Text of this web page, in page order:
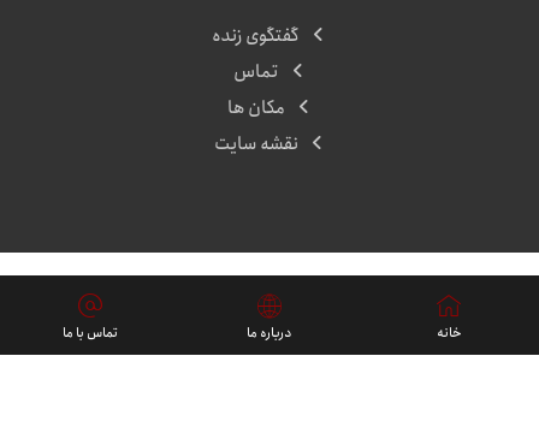
گفتگوی زنده
تماس
مکان ها
نقشه سایت
پروژه ها
خانه درباره ما تماس با ما